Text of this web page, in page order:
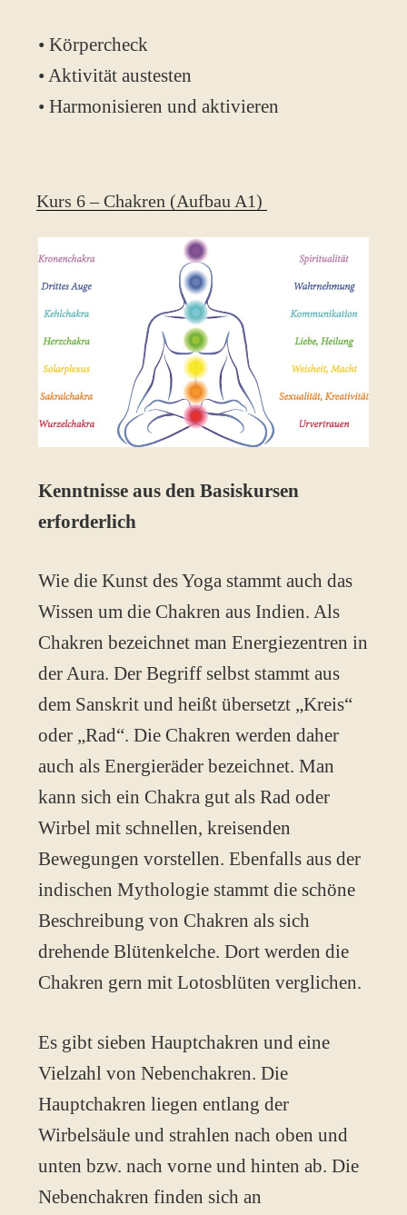
• Körpercheck
• Aktivität austesten
• Harmonisieren und aktivieren
Kurs 6 – Chakren (Aufbau A1)
Kenntnisse aus den Basiskursen
erforderlich
Wie die Kunst des Yoga stammt auch das
Wissen um die Chakren aus Indien. Als
Chakren bezeichnet man Energiezentren in
der Aura. Der Begriff selbst stammt aus
dem Sanskrit und heißt übersetzt „Kreis“
oder „Rad“. Die Chakren werden daher
auch als Energieräder bezeichnet. Man
kann sich ein Chakra gut als Rad oder
Wirbel mit schnellen, kreisenden
Bewegungen vorstellen. Ebenfalls aus der
indischen Mythologie stammt die schöne
Beschreibung von Chakren als sich
drehende Blütenkelche. Dort werden die
Chakren gern mit Lotosblüten verglichen.
Es gibt sieben Hauptchakren und eine
Vielzahl von Nebenchakren. Die
Hauptchakren liegen entlang der
Wirbelsäule und strahlen nach oben und
unten bzw. nach vorne und hinten ab. Die
Nebenchakren finden sich an